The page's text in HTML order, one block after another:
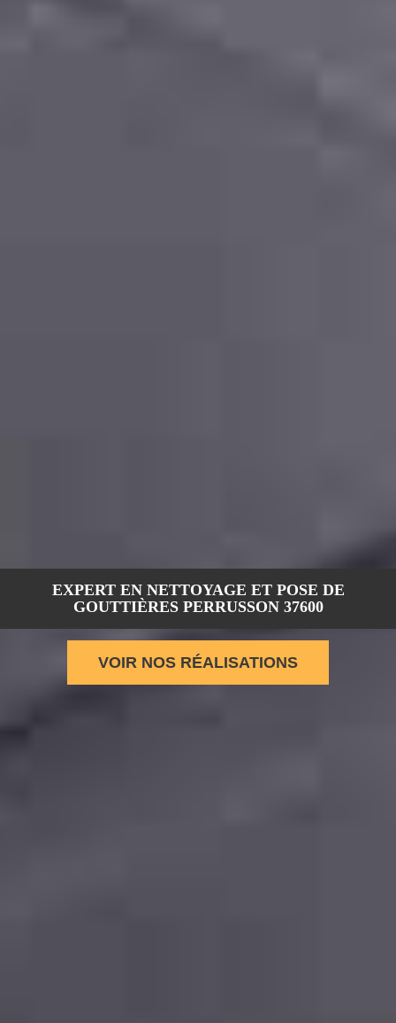
EXPERT EN NETTOYAGE ET POSE DE
GOUTTIÈRES PERRUSSON 37600
VOIR NOS RÉALISATIONS